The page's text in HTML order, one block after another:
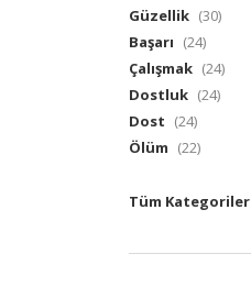
Güzellik (30)
Başarı (24)
Çalışmak (24)
Dostluk (24)
Dost (24)
Ölüm (22)
Tüm Kategoriler